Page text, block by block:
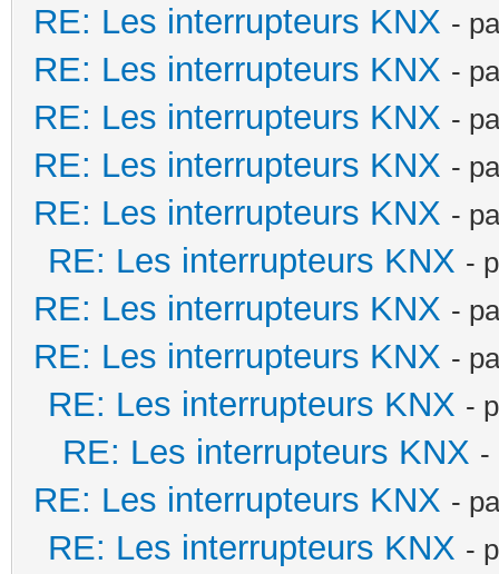
RE: Les interrupteurs KNX -
RE: Les interrupteurs KNX -
RE: Les interrupteurs KNX -
RE: Les interrupteurs KNX -
RE: Les interrupteurs KNX -
RE: Les interrupteurs KNX -
RE: Les interrupteurs KNX -
RE: Les interrupteurs KNX -
RE: Les interrupteurs KNX -
RE: Les interrupteurs KNX -
RE: Les interrupteurs KNX -
RE: Les interrupteurs KNX -